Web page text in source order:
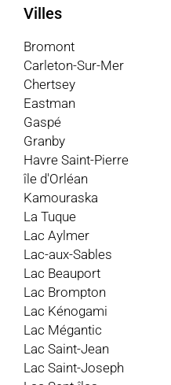
Villes
Bromont
Carleton-Sur-Mer
Chertsey
Eastman
Gaspé
Granby
Havre Saint-Pierre
île d'Orléan
Kamouraska
La Tuque
Lac Aylmer
Lac-aux-Sables
Lac Beauport
Lac Brompton
Lac Kénogami
Lac Mégantic
Lac Saint-Jean
Lac Saint-Joseph